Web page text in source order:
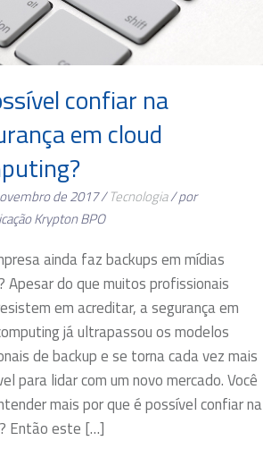
confiar na
em cloud
de 2017 /Tecnologia/ por
Krypton BPO
ainda faz backups em mídias
Apesar do que muitos profissionais
em acreditar, a segurança em
já ultrapassou os modelos
de backup e se torna cada vez mais
para lidar com um novo mercado. Você
mais por que é possível confiar na
Então este […]